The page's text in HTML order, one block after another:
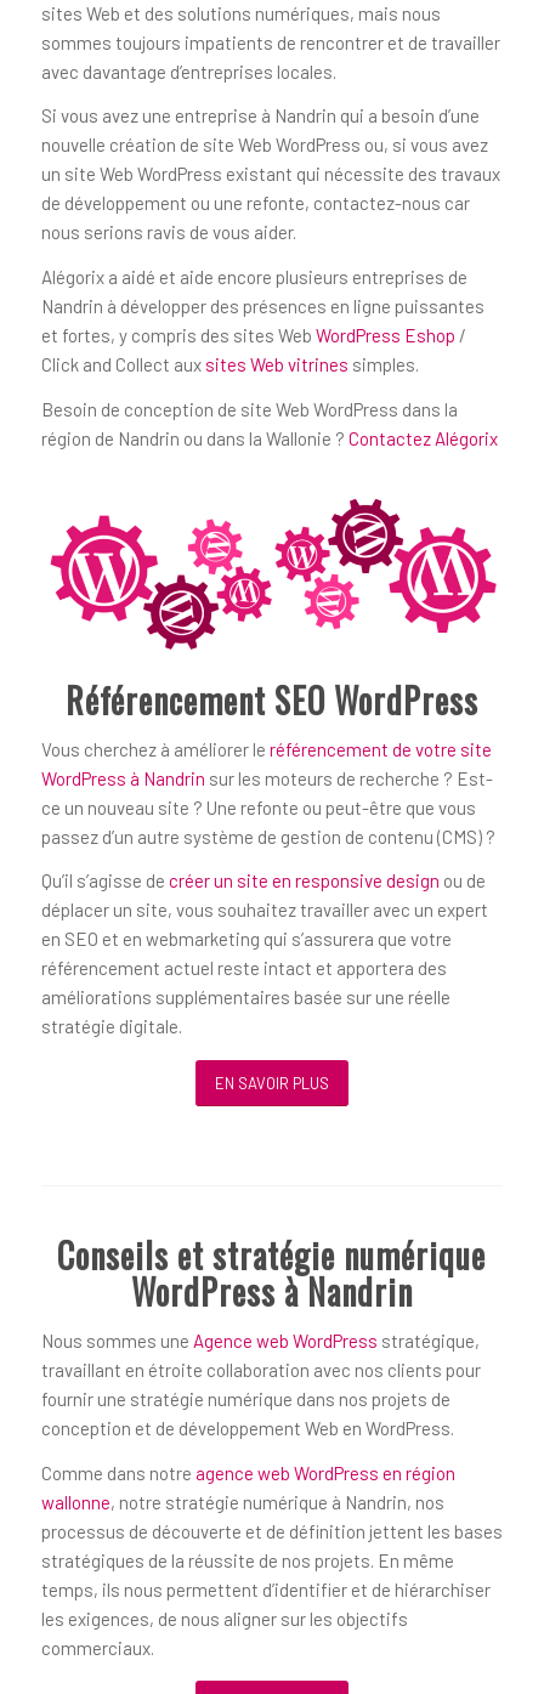
sites Web et des solutions numériques, mais nous
sommes toujours impatients de rencontrer et de travailler
avec davantage d’entreprises locales.
Si vous avez une entreprise à Nandrin qui a besoin d’une
nouvelle création de site Web WordPress ou, si vous avez
un site Web WordPress existant qui nécessite des travaux
de développement ou une refonte, contactez-nous car
nous serions ravis de vous aider.
Alégorix a aidé et aide encore plusieurs entreprises de
Nandrin à développer des présences en ligne puissantes
et fortes, y compris des sites Web WordPress Eshop /
Click and Collect aux sites Web vitrines simples.
Besoin de conception de site Web WordPress dans la
région de Nandrin ou dans la Wallonie ? Contactez Alégorix
Référencement SEO WordPress
Vous cherchez à améliorer le référencement de votre site
WordPress à Nandrin sur les moteurs de recherche ? Est-
ce un nouveau site ? Une refonte ou peut-être que vous
passez d’un autre système de gestion de contenu (CMS) ?
Qu’il s’agisse de créer un site en responsive design ou de
déplacer un site, vous souhaitez travailler avec un expert
en SEO et en webmarketing qui s’assurera que votre
référencement actuel reste intact et apportera des
améliorations supplémentaires basée sur une réelle
stratégie digitale.
EN SAVOIR PLUS
Conseils et stratégie numérique
WordPress à Nandrin
Nous sommes une Agence web WordPress stratégique,
travaillant en étroite collaboration avec nos clients pour
fournir une stratégie numérique dans nos projets de
conception et de développement Web en WordPress.
Comme dans notre agence web WordPress en région
wallonne, notre stratégie numérique à Nandrin, nos
processus de découverte et de définition jettent les bases
stratégiques de la réussite de nos projets. En même
temps, ils nous permettent d’identifier et de hiérarchiser
les exigences, de nous aligner sur les objectifs
commerciaux.